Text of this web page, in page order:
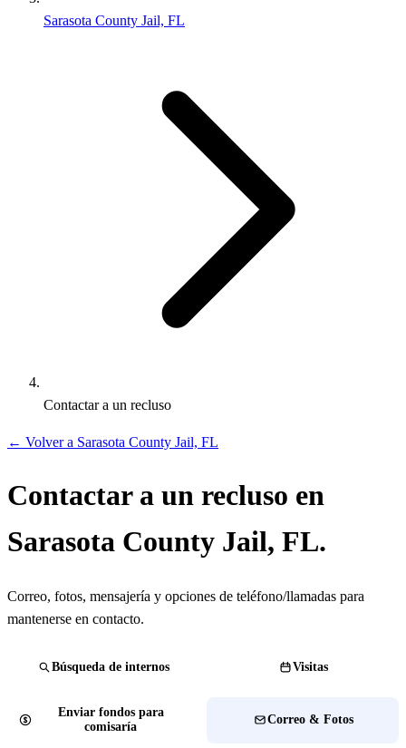
Sarasota County Jail, FL
Contactar a un recluso
← Volver a Sarasota County Jail, FL
Contactar a un recluso en
Sarasota County Jail, FL.
Correo, fotos, mensajería y opciones de teléfono/llamadas para
mantenerse en contacto.
Búsqueda de internos Visitas
Enviar fondos para
comisaría
Correo & Fotos